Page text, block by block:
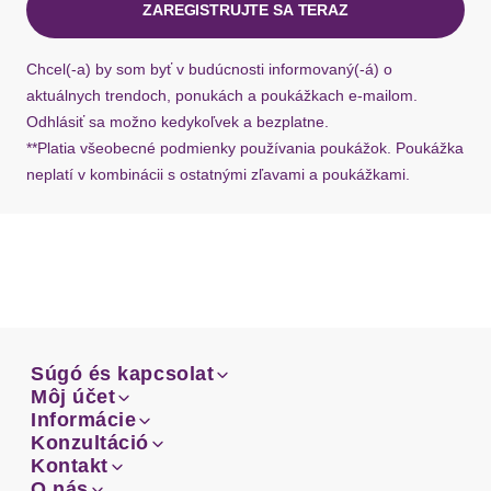
ZAREGISTRUJTE SA TERAZ
Chcel(-a) by som byť v budúcnosti informovaný(-á) o
aktuálnych trendoch, ponukách a poukážkach e-mailom.
Odhlásiť sa možno kedykoľvek a bezplatne.
**Platia všeobecné podmienky používania poukážok. Poukážka
neplatí v kombinácii s ostatnými zľavami a poukážkami.
Súgó és kapcsolat
Email
Facebook
Súgó és kapcsolat
Email
Facebook
Môj účet
Prehľad objednávok
Môj účet
Prehľad objednávok
Informácie
Doprava
Informácie
Doprava
Konzultáció
Sprievodca-veľkosťami
Konzultáció
Kontakt
Kontakt